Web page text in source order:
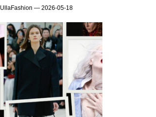
UllaFashion — 2026-05-18